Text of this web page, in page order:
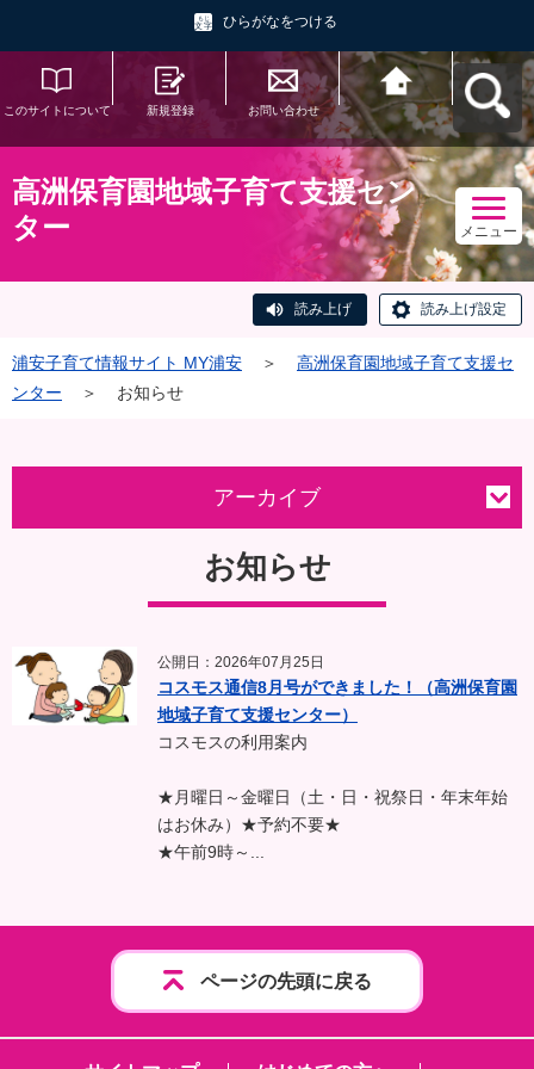
ひらがなをつける
このサイトについて 新規登録 お問い合わせ
浦安子育て情報サイ
ト MY浦安へ戻る
高洲保育園地域子育て支援セン
ター
メニュー
読み上げ 読み上げ設定
浦安子育て情報サイト MY浦安 ＞
高洲保育園地域子育て支援セ
ンター
＞ お知らせ
お知らせ
公開日：2026年07月25日
コスモス通信8月号ができました！（高洲保育園
地域子育て支援センター）
コスモスの利用案内
★月曜日～金曜日（土・日・祝祭日・年末年始
はお休み）★予約不要★
★午前9時～...
アーカイブ
ページの先頭に戻る